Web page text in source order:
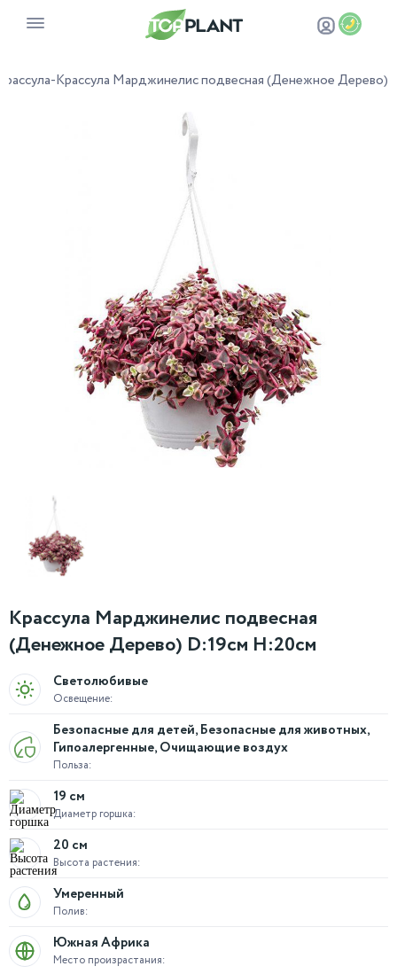
-Крассула Марджинелис подвесная (Денежное Дерево)
Крассула Марджинелис подвесная
(Денежное Дерево) D:19см H:20см
Освещение:
Светолюбивые
Польза:
Безопасные для детей, Безопасные для животных,
Гипоалергенные, Очищающие воздух
Диаметр горшка:
19 см
Высота растения:
20 см
Полив:
Умеренный
Место произрастания:
Южная Африка